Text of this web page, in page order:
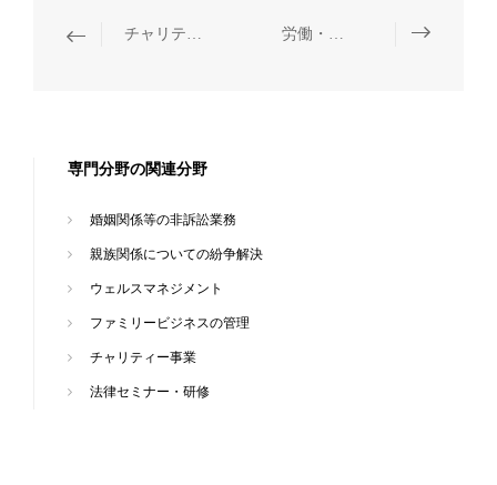
チャリティー事業 労働・社会保障
専門分野の関連分野
婚姻関係等の非訴訟業務
親族関係についての紛争解決
ウェルスマネジメント
ファミリービジネスの管理
チャリティー事業
法律セミナー・研修